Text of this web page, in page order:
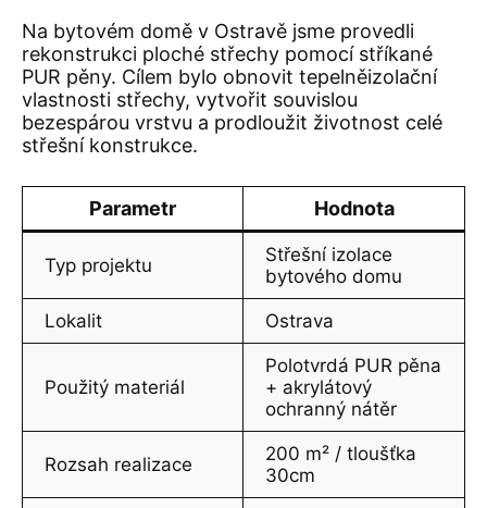
Na bytovém domě v Ostravě jsme provedli
rekonstrukci ploché střechy pomocí stříkané
PUR pěny. Cílem bylo obnovit tepelněizolační
vlastnosti střechy, vytvořit souvislou
bezespárou vrstvu a prodloužit životnost celé
střešní konstrukce.
Parametr Hodnota
Typ projektu
Střešní izolace
bytového domu
Lokalit Ostrava
Použitý materiál
Polotvrdá PUR pěna
+ akrylátový
ochranný nátěr
Rozsah realizace
200 m² / tloušťka
30cm